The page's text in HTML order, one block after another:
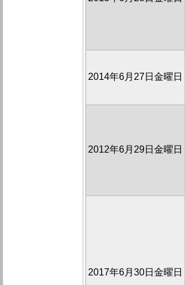
2014年6月27日金曜日
2012年6月29日金曜日
2017年6月30日金曜日